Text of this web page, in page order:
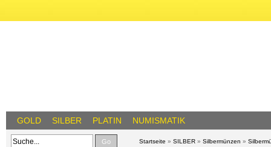
GOLD SILBER PLATIN NUMISMATIK
Go Startseite » SILBER » Silbermünzen »